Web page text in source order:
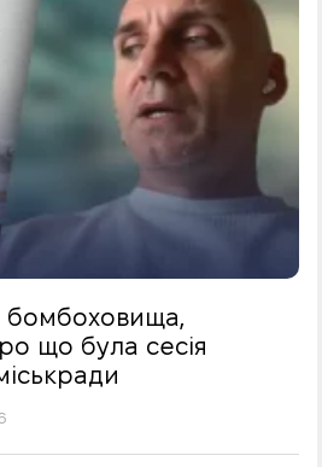
бомбоховища,
що була сесія